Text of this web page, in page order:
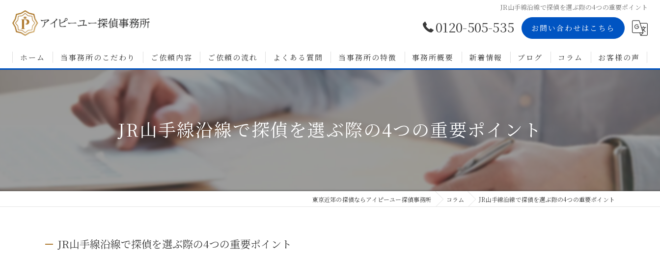
JR山手線沿線で探偵を選ぶ際の4つの重要ポイント
0120-505-535 お問い合わせはこちら
ホーム 当事務所のこだわり ご依頼内容
浮気調査について
婚前調査について
素行・行動調査について
ご依頼の流れ よくある質問 当事務所の特徴
人探し
事務所概要 新着情報 ブログ コラム お客様の声
JR山手線沿線で探偵を選ぶ際の4つの重要ポイント
東京近郊の探偵ならアイピーユー探偵事務所 コラム JR山手線沿線で探偵を選ぶ際の4つの重要ポイント
JR山手線沿線で探偵を選ぶ際の4つの重要ポイント